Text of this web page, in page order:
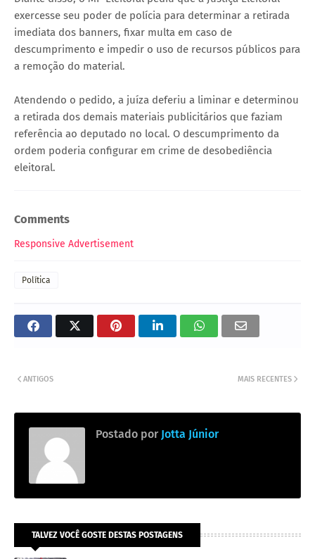
exercesse seu poder de polícia para determinar a retirada
imediata dos banners, fixar multa em caso de
descumprimento e impedir o uso de recursos públicos para
a remoção do material.
Atendendo o pedido, a juíza deferiu a liminar e determinou
a retirada dos demais materiais publicitários que faziam
referência ao deputado no local. O descumprimento da
ordem poderia configurar em crime de desobediência
eleitoral.
Comments
Responsive Advertisement
Política
MAIS RECENTES
ANTIGOS
Postado por Jotta Júnior
TALVEZ VOCÊ GOSTE DESTAS POSTAGENS